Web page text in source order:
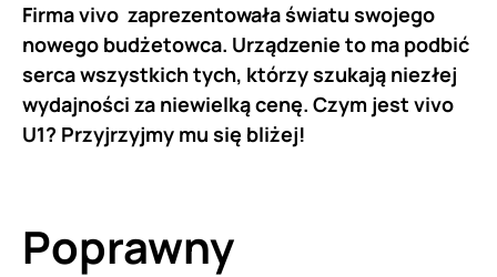
Firma vivo zaprezentowała światu swojego
nowego budżetowca. Urządzenie to ma podbić
serca wszystkich tych, którzy szukają niezłej
wydajności za niewielką cenę. Czym jest vivo
U1? Przyjrzyjmy mu się bliżej!
Poprawny